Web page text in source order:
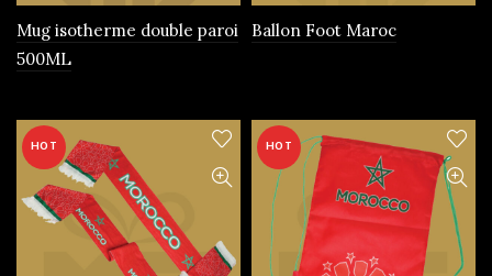
page
du
Mug isotherme double paroi
500ML
Ballon Foot Maroc
HOT HOT